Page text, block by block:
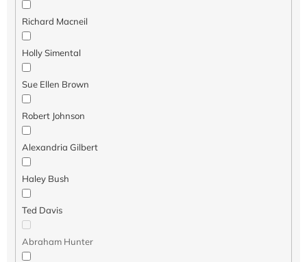
Richard Macneil
Holly Simental
Sue Ellen Brown
Robert Johnson
Alexandria Gilbert
Haley Bush
Ted Davis
Abraham Hunter